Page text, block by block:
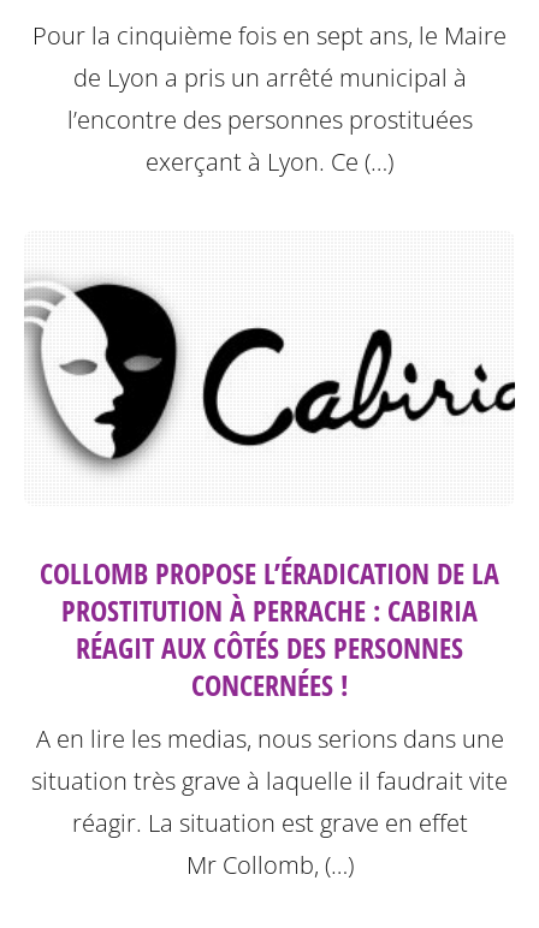
Pour la cinquième fois en sept ans, le Maire
de Lyon a pris un arrêté municipal à
l’encontre des personnes prostituées
exerçant à Lyon. Ce (…)
COLLOMB PROPOSE L’ÉRADICATION DE LA
PROSTITUTION À PERRACHE : CABIRIA
RÉAGIT AUX CÔTÉS DES PERSONNES
CONCERNÉES !
A en lire les medias, nous serions dans une
situation très grave à laquelle il faudrait vite
réagir. La situation est grave en effet
Mr Collomb, (…)